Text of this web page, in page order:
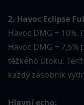
2. Havoc Eclipse
Havoc DMG + 10%.
Havoc DMG +
těžkého útoku.
každý zásobník
Hlavní echo: